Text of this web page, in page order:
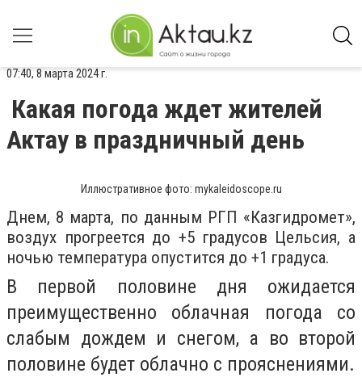
07:40, 8 марта 2024 г.
Какая погода ждет жителей
Актау в праздничный день
Иллюстративное фото: mykaleidoscope.ru
Днем, 8 марта, по данным РГП «Казгидромет»,
воздух прогреется до +5 градусов Цельсия, а
ночью температура опустится до +1 градуса.
В первой половине дня ожидается
преимущественно облачная погода со
слабым дождем и снегом, а во второй
половине будет облачно с прояснениями.